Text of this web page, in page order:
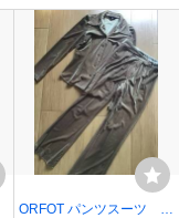
ORFOT パンツスーツ 上